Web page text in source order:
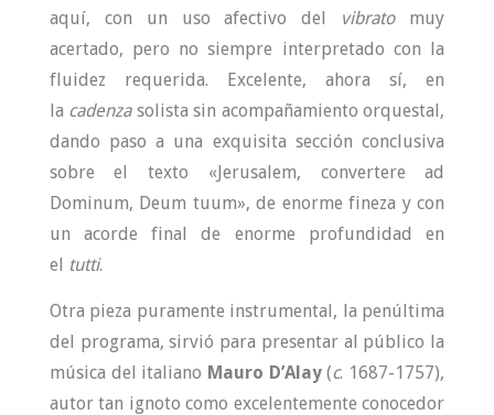
aquí, con un uso afectivo del vibratomuy
acertado, pero no siempre interpretado con la
fluidez requerida. Excelente, ahora sí, en
la cadenzasolista sin acompañamiento orquestal,
dando paso a una exquisita sección conclusiva
sobre el texto «Jerusalem, convertere ad
Dominum, Deum tuum», de enorme fineza y con
un acorde final de enorme profundidad en
el tutti.
Otra pieza puramente instrumental, la penúltima
del programa, sirvió para presentar al público la
música del italiano Mauro D’Alay(c. 1687-1757),
autor tan ignoto como excelentemente conocedor